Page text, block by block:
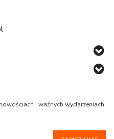
i ważnych wydarzeniach